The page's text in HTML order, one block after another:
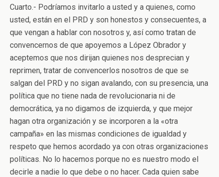
Cuarto.- Podríamos invitarlo a usted y a quienes, como
usted, están en el PRD y son honestos y consecuentes, a
que vengan a hablar con nosotros y, así como tratan de
convencernos de que apoyemos a López Obrador y
aceptemos que nos dirijan quienes nos desprecian y
reprimen, tratar de convencerlos nosotros de que se
salgan del PRD y no sigan avalando, con su presencia, una
política que no tiene nada de revolucionaria ni de
democrática, ya no digamos de izquierda, y que mejor
hagan otra organización y se incorporen a la «otra
campaña» en las mismas condiciones de igualdad y
respeto que hemos acordado ya con otras organizaciones
políticas. No lo hacemos porque no es nuestro modo el
decirle a nadie lo que debe o no hacer. Cada quien sabe